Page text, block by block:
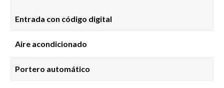
Entrada con código digital
Aire acondicionado
Portero automático